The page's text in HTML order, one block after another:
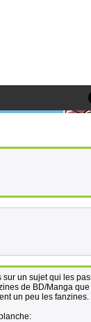
un sujet qui les
de BD/Manga
un peu les fanzines.